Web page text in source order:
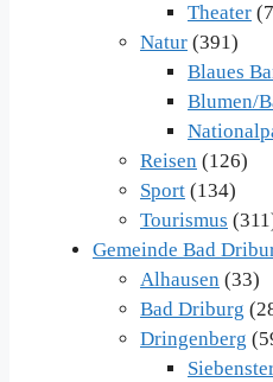
Theater
Natur (391)
Blaues
Blumen/
Reisen (126)
Sport (134)
Tourismus
Gemeinde Bad
Alhausen (33)
Bad Driburg
Dringenberg